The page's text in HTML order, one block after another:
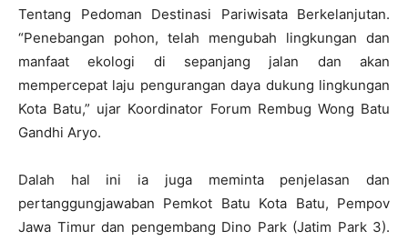
Tentang Pedoman Destinasi Pariwisata Berkelanjutan.
“Penebangan pohon, telah mengubah lingkungan dan
manfaat ekologi di sepanjang jalan dan akan
mempercepat laju pengurangan daya dukung lingkungan
Kota Batu,” ujar Koordinator Forum Rembug Wong Batu
Gandhi Aryo.
Dalah hal ini ia juga meminta penjelasan dan
pertanggungjawaban Pemkot Batu Kota Batu, Pempov
Jawa Timur dan pengembang Dino Park (Jatim Park 3).